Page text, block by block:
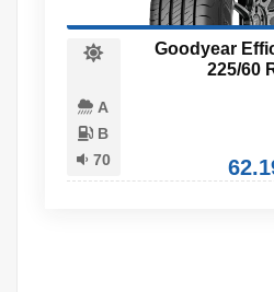
A
B
70
Goodyear
225/60